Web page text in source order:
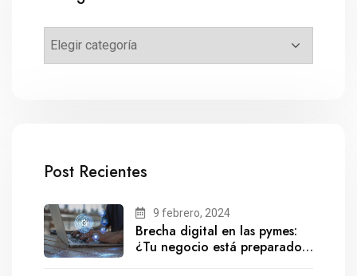
Post Recientes
9 febrero, 2024
Brecha digital en las pymes:
¿Tu negocio está preparado